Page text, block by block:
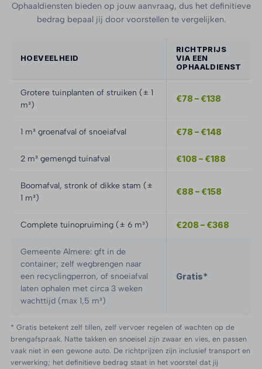
Ophaaldiensten bieden op jouw aanvraag, dus het definitieve
bedrag bepaal jij door voorstellen te vergelijken.
HOEVEELHEID
RICHTPRIJS
VIA EEN
OPHAALDIENST
Grotere tuinplanten of struiken (± 1
m³)
€78 – €138
1 m³ groenafval of snoeiafval €78 – €148
2 m³ gemengd tuinafval €108 – €188
Boomafval, stronk of dikke stam (±
1 m³)
€88 – €158
Complete tuinopruiming (± 6 m³) €208 – €368
Gemeente Almere: gft in de
container; zelf wegbrengen naar
een recyclingperron, of snoeiafval
laten ophalen met circa 3 weken
wachttijd (max 1,5 m³)
Gratis*
* Gratis betekent zelf tillen, zelf vervoer regelen of wachten op de
brengafspraak. Natte takken en snoeisel zijn zwaar en vies, en passen
vaak niet in een gewone auto. De richtprijzen zijn inclusief transport en
verwerking; het definitieve bedrag staat in het voorstel dat jij